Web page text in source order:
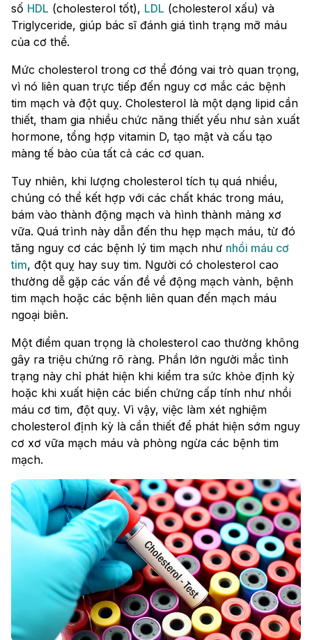
số HDL (cholesterol tốt), LDL (cholesterol xấu) và
Triglyceride, giúp bác sĩ đánh giá tình trạng mỡ máu
của cơ thể.
Mức cholesterol trong cơ thể đóng vai trò quan trọng,
vì nó liên quan trực tiếp đến nguy cơ mắc các bệnh
tim mạch và đột quỵ. Cholesterol là một dạng lipid cần
thiết, tham gia nhiều chức năng thiết yếu như sản xuất
hormone, tổng hợp vitamin D, tạo mật và cấu tạo
màng tế bào của tất cả các cơ quan.
Tuy nhiên, khi lượng cholesterol tích tụ quá nhiều,
chúng có thể kết hợp với các chất khác trong máu,
bám vào thành động mạch và hình thành mảng xơ
vữa. Quá trình này dẫn đến thu hẹp mạch máu, từ đó
tăng nguy cơ các bệnh lý tim mạch như nhồi máu cơ
tim, đột quỵ hay suy tim. Người có cholesterol cao
thường dễ gặp các vấn đề về động mạch vành, bệnh
tim mạch hoặc các bệnh liên quan đến mạch máu
ngoại biên.
Một điểm quan trọng là cholesterol cao thường không
gây ra triệu chứng rõ ràng. Phần lớn người mắc tình
trạng này chỉ phát hiện khi kiểm tra sức khỏe định kỳ
hoặc khi xuất hiện các biến chứng cấp tính như nhồi
máu cơ tim, đột quỵ. Vì vậy, việc làm xét nghiệm
cholesterol định kỳ là cần thiết để phát hiện sớm nguy
cơ xơ vữa mạch máu và phòng ngừa các bệnh tim
mạch.